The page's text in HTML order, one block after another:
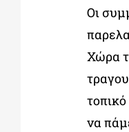
Οι
Χώρα
να